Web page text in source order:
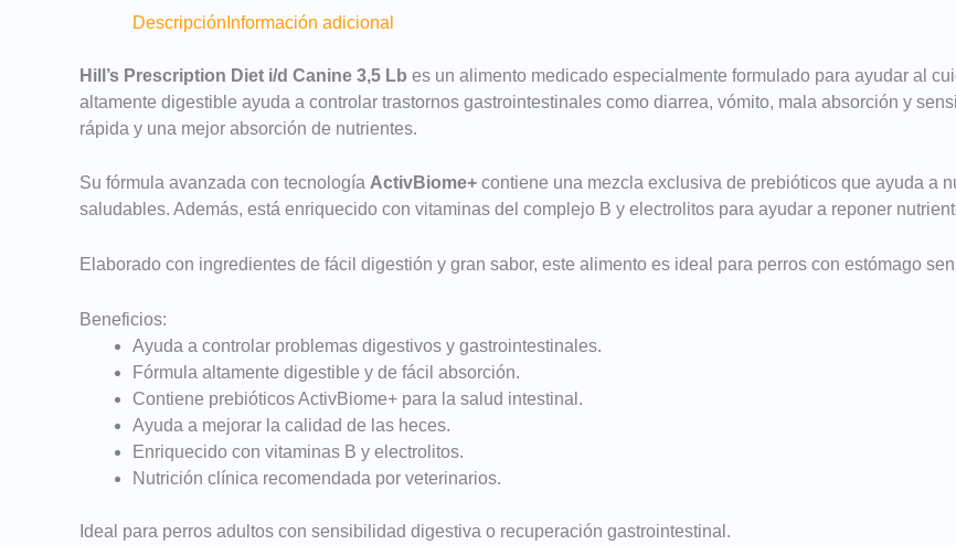
Descripción Información adicional
Hill’s Prescription Diet i/d Canine 3,5 Lb es un alimento medicado especialmente formulado para ayudar al
altamente digestible ayuda a controlar trastornos gastrointestinales como diarrea, vómito, mala absorción y
rápida y una mejor absorción de nutrientes.
Su fórmula avanzada con tecnología ActivBiome+ contiene una mezcla exclusiva de prebióticos que ayuda a
saludables. Además, está enriquecido con vitaminas del complejo B y electrolitos para ayudar a reponer
Elaborado con ingredientes de fácil digestión y gran sabor, este alimento es ideal para perros con estómago
Beneficios:
Ayuda a controlar problemas digestivos y gastrointestinales.
Fórmula altamente digestible y de fácil absorción.
Contiene prebióticos ActivBiome+ para la salud intestinal.
Ayuda a mejorar la calidad de las heces.
Enriquecido con vitaminas B y electrolitos.
Nutrición clínica recomendada por veterinarios.
Ideal para perros adultos con sensibilidad digestiva o recuperación gastrointestinal.